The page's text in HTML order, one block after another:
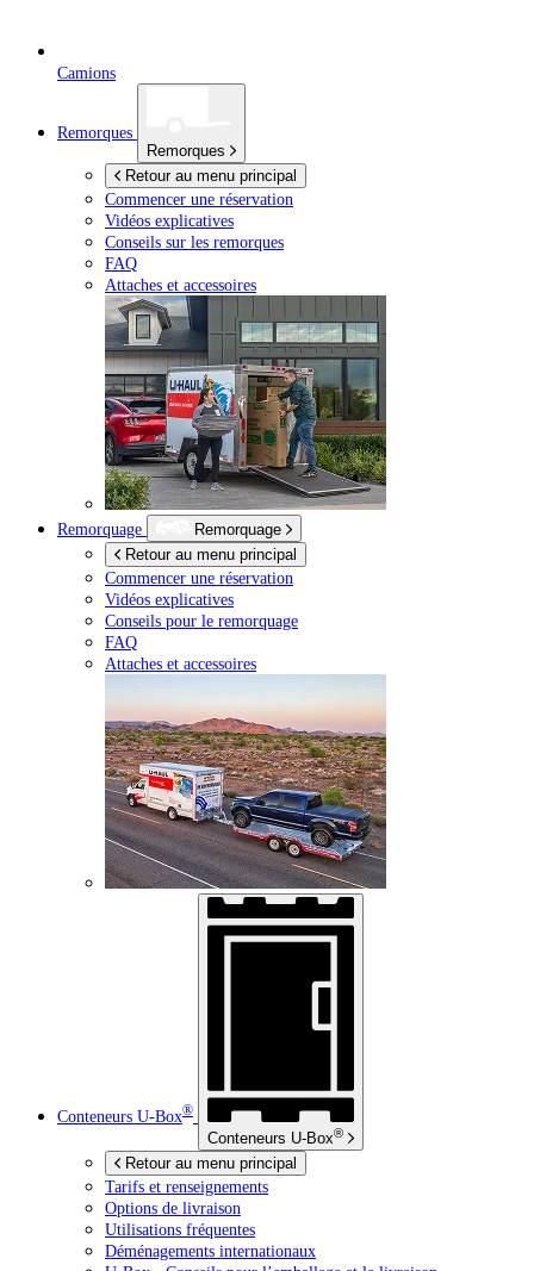
Camions
Remorques
Remorques
Retour au menu principal
Commencer une réservation
Vidéos explicatives
Conseils sur les remorques
FAQ
Attaches et accessoires
Remorquage
Remorquage
Retour au menu principal
Commencer une réservation
Vidéos explicatives
Conseils pour le remorquage
FAQ
Attaches et accessoires
Conteneurs U-Box®
Conteneurs U-Box®
Retour au menu principal
Tarifs et renseignements
Options de livraison
Utilisations fréquentes
Déménagements internationaux